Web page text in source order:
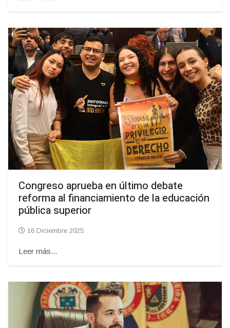
Congreso aprueba en último debate
reforma al financiamiento de la educación
pública superior
16 Diciembre 2025
Leer más...